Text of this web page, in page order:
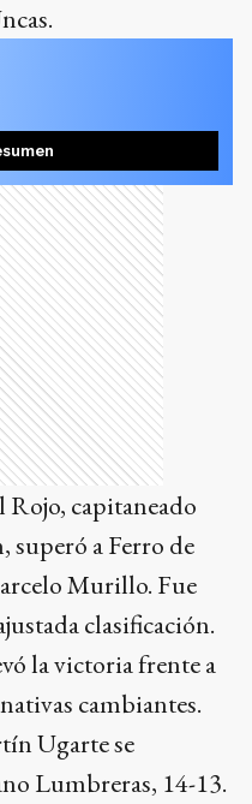
capitaneado
superó a Ferro de
Murillo. Fue
clasificación.
la victoria frente a
cambiantes.
Ugarte se
Lumbreras, 14-13.